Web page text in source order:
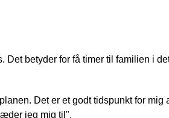
Det betyder for få timer til familien i
Det er et godt tidspunkt for mig
jeg mig til".